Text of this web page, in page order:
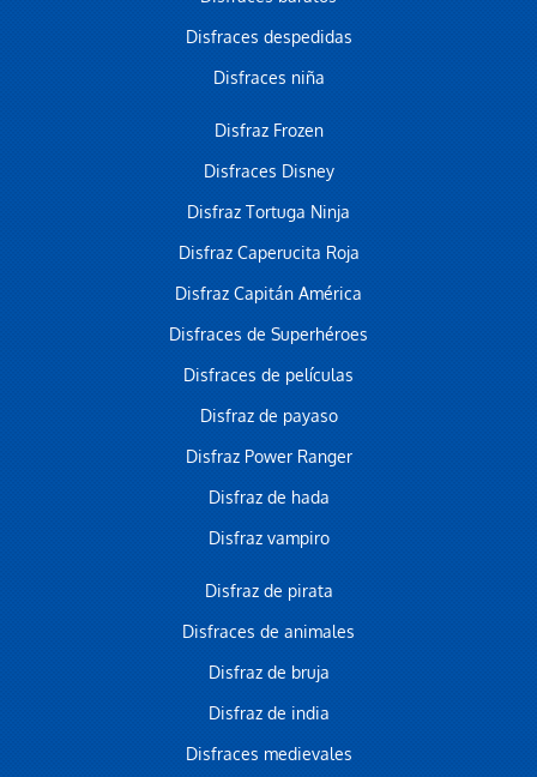
Disfraces despedidas
Disfraces niña
Disfraz Frozen
Disfraces Disney
Disfraz Tortuga Ninja
Disfraz Caperucita Roja
Disfraz Capitán América
Disfraces de Superhéroes
Disfraces de películas
Disfraz de payaso
Disfraz Power Ranger
Disfraz de hada
Disfraz vampiro
Disfraz de pirata
Disfraces de animales
Disfraz de bruja
Disfraz de india
Disfraces medievales